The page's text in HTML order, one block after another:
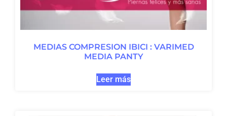
MEDIAS COMPRESION IBICI : VARIMED
MEDIA PANTY
Leer más